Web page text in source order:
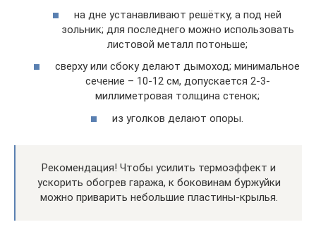
на дне устанавливают решётку, а под ней
зольник; для последнего можно использовать
листовой металл потоньше;
сверху или сбоку делают дымоход; минимальное
сечение – 10-12 см, допускается 2-3-
миллиметровая толщина стенок;
из уголков делают опоры.
Рекомендация! Чтобы усилить термоэффект и
ускорить обогрев гаража, к боковинам буржуйки
можно приварить небольшие пластины-крылья.